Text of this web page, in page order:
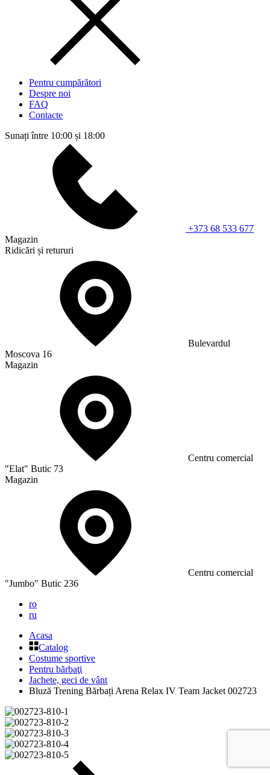
Pentru cumpărători
Despre noi
FAQ
Contacte
Sunați între 10:00 și 18:00
+373 68 533 677
Magazin
Ridicări și retururi
Bulevardul
Moscova 16
Magazin
Сentru comercial
"Elat" Butic 73
Magazin
Сentru comercial
"Jumbo" Butic 236
ro
ru
Acasa
Catalog
Costume sportive
Pentru bărbaţi
Jachete, geci de vânt
Bluză Trening Bărbați Arena Relax IV Team Jacket 002723